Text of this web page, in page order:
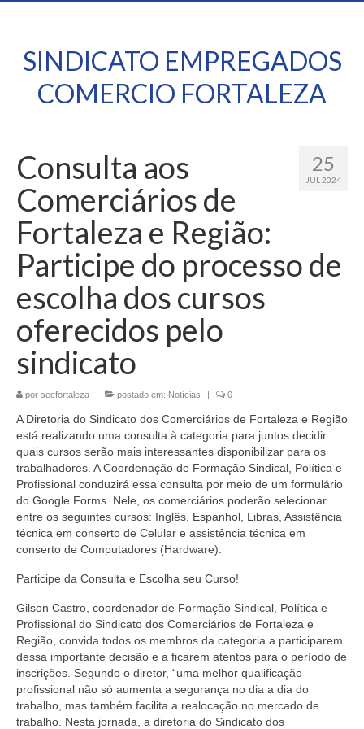
SINDICATO EMPREGADOS
COMERCIO FORTALEZA
25
JUL 2024
Consulta aos
Comerciários de
Fortaleza e Região:
Participe do processo de
escolha dos cursos
oferecidos pelo
sindicato
por secfortaleza | postado em: Notícias | 0
A Diretoria do Sindicato dos Comerciários de Fortaleza e Região
está realizando uma consulta à categoria para juntos decidir
quais cursos serão mais interessantes disponibilizar para os
trabalhadores. A Coordenação de Formação Sindical, Política e
Profissional conduzirá essa consulta por meio de um formulário
do Google Forms. Nele, os comerciários poderão selecionar
entre os seguintes cursos: Inglês, Espanhol, Libras, Assistência
técnica em conserto de Celular e assistência técnica em
conserto de Computadores (Hardware).
Participe da Consulta e Escolha seu Curso!
Gilson Castro, coordenador de Formação Sindical, Política e
Profissional do Sindicato dos Comerciários de Fortaleza e
Região, convida todos os membros da categoria a participarem
dessa importante decisão e a ficarem atentos para o período de
inscrições. Segundo o diretor, “uma melhor qualificação
profissional não só aumenta a segurança no dia a dia do
trabalho, mas também facilita a realocação no mercado de
trabalho. Nesta jornada, a diretoria do Sindicato dos